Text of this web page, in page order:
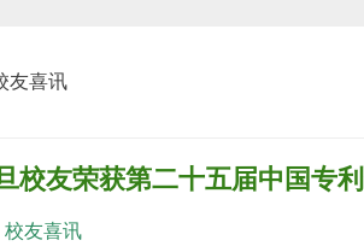
友喜讯
校友荣获第二十五届中国专
校友喜讯